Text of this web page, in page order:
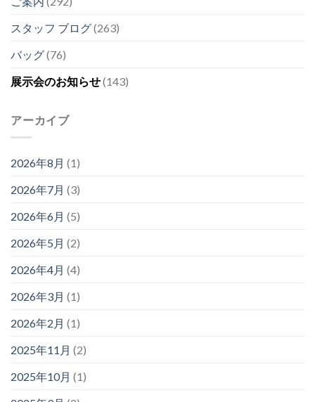
スタッフ ブログ(263)
バッグ(76)
展示会のお知らせ(143)
アーカイブ
2026年8月 (1)
2026年7月 (3)
2026年6月 (5)
2026年5月 (2)
2026年4月 (4)
2026年3月 (1)
2026年2月 (1)
2025年11月 (2)
2025年10月 (1)